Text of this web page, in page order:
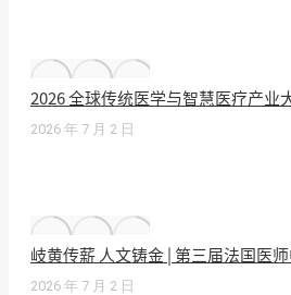
2026 全球传统医学与智慧医疗产业
2026 年 7 月 2 日
岐黄传薪 人文铸金 | 第三届法国医
2026 年 7 月 2 日